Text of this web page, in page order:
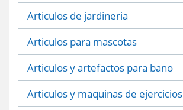
Articulos de jardineria
Articulos para mascotas
Articulos y artefactos para bano
Articulos y maquinas de ejercicios